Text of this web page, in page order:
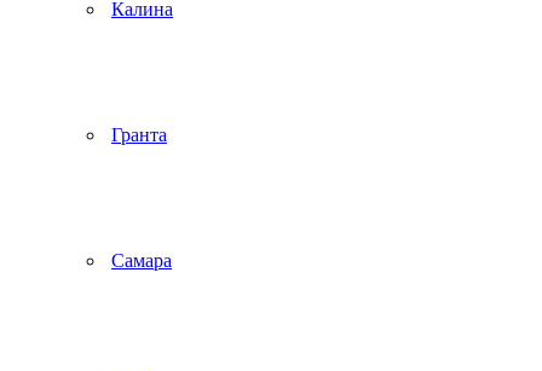
Калина
Гранта
Самара